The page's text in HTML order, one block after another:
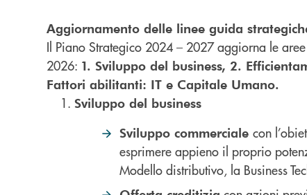
Aggiornamento delle linee guida
Il Piano Strategico 2024 – 2027 aggiorna le
2026: 1. Sviluppo del business, 2.
Fattori abilitanti: IT e Capitale Umano.
Sviluppo del business
Sviluppo commerciale con
esprimere appieno il proprio
Modello distributivo, la Business